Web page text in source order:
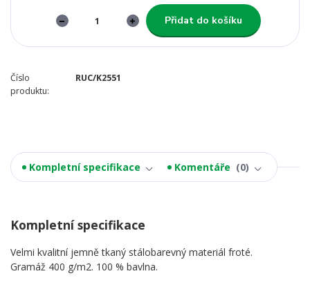
Přidat do košíku
Číslo
produktu:
RUC/K2551
Kompletní specifikace Komentáře 0
Kompletní specifikace
Velmi kvalitní jemně tkaný stálobarevný materiál froté.
Gramáž 400 g/m2. 100 % bavlna.